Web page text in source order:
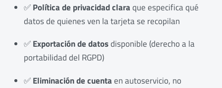
✅Política de privacidad claraque especifica qué
datos de quienes ven la tarjeta se recopilan
✅Exportación de datosdisponible (derecho a la
portabilidad del RGPD)
✅Eliminación de cuentaen autoservicio, no